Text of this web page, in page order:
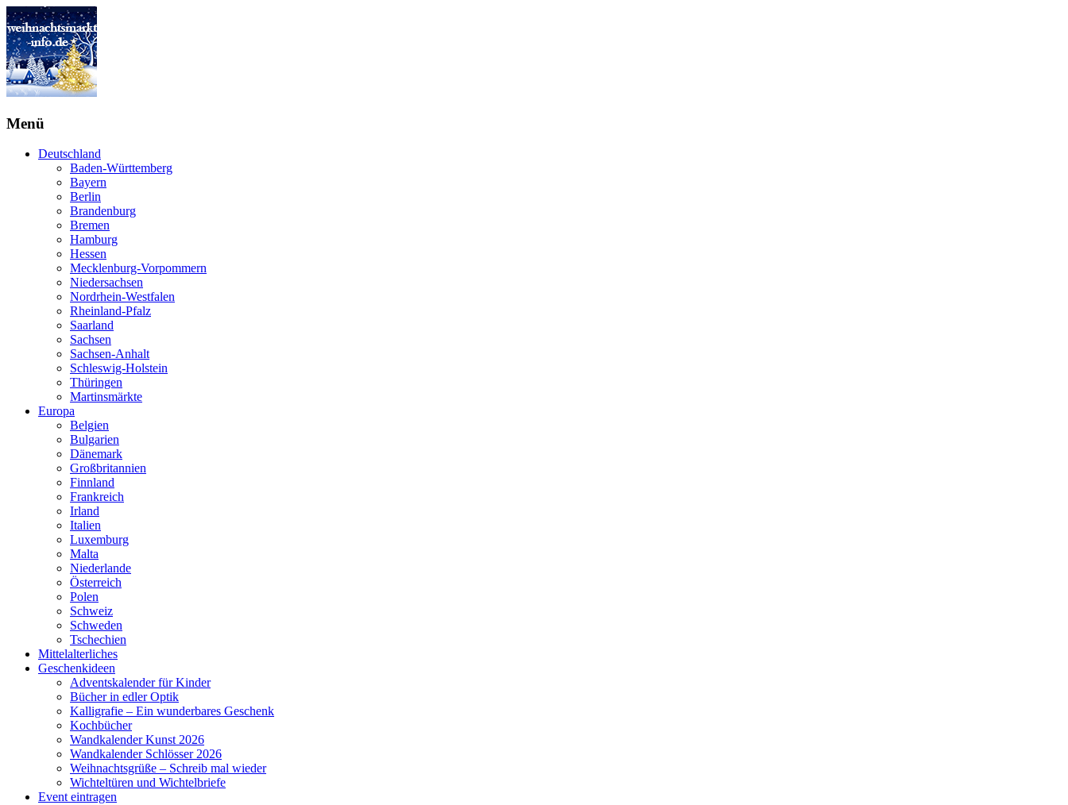
Menü
Deutschland
Baden-Württemberg
Bayern
Berlin
Brandenburg
Bremen
Hamburg
Hessen
Mecklenburg-Vorpommern
Niedersachsen
Nordrhein-Westfalen
Rheinland-Pfalz
Saarland
Sachsen
Sachsen-Anhalt
Schleswig-Holstein
Thüringen
Martinsmärkte
Europa
Belgien
Bulgarien
Dänemark
Großbritannien
Finnland
Frankreich
Irland
Italien
Luxemburg
Malta
Niederlande
Österreich
Polen
Schweiz
Schweden
Tschechien
Mittelalterliches
Geschenkideen
Adventskalender für Kinder
Bücher in edler Optik
Kalligrafie – Ein wunderbares Geschenk
Kochbücher
Wandkalender Kunst 2026
Wandkalender Schlösser 2026
Weihnachtsgrüße – Schreib mal wieder
Wichteltüren und Wichtelbriefe
Event eintragen